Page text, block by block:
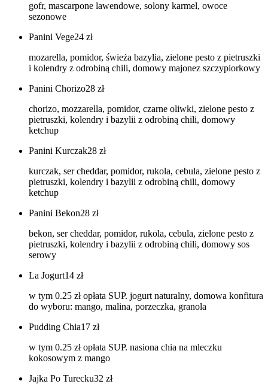
gofr, mascarpone lawendowe, solony karmel, owoce
sezonowe
Panini Vege24 zł
mozarella, pomidor, świeża bazylia, zielone pesto z pietruszki
i kolendry z odrobiną chili, domowy majonez szczypiorkowy
Panini Chorizo28 zł
chorizo, mozzarella, pomidor, czarne oliwki, zielone pesto z
pietruszki, kolendry i bazylii z odrobiną chili, domowy
ketchup
Panini Kurczak28 zł
kurczak, ser cheddar, pomidor, rukola, cebula, zielone pesto z
pietruszki, kolendry i bazylii z odrobiną chili, domowy
ketchup
Panini Bekon28 zł
bekon, ser cheddar, pomidor, rukola, cebula, zielone pesto z
pietruszki, kolendry i bazylii z odrobiną chili, domowy sos
serowy
La Jogurt14 zł
w tym 0.25 zł opłata SUP. jogurt naturalny, domowa konfitura
do wyboru: mango, malina, porzeczka, granola
Pudding Chia17 zł
w tym 0.25 zł opłata SUP. nasiona chia na mleczku
kokosowym z mango
Jajka Po Turecku32 zł